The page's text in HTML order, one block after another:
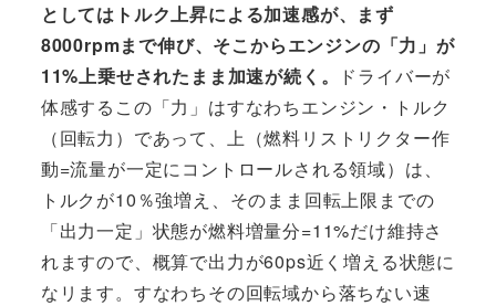
としてはトルク上昇による加速感が、まず
8000rpmまで伸び、そこからエンジンの「力」が
11%上乗せされたまま加速が続く。
ドライバーが
体感するこの「力」はすなわちエンジン・トルク
（回転力）であって、上（燃料リストリクター作
動=流量が一定にコントロールされる領域）は、
トルクが10％強増え、そのまま回転上限までの
「出力一定」状態が燃料増量分=11%だけ維持さ
れますので、概算で出力が60ps近く増える状態に
なリます。すなわちその回転域から落ちない速